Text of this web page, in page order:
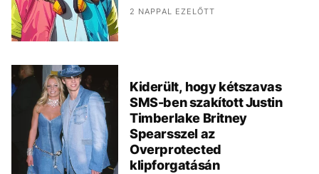
2 NAPPAL EZELŐTT
Kiderült, hogy kétszavas
SMS-ben szakított Justin
Timberlake Britney
Spearsszel az
Overprotected
klipforgatásán